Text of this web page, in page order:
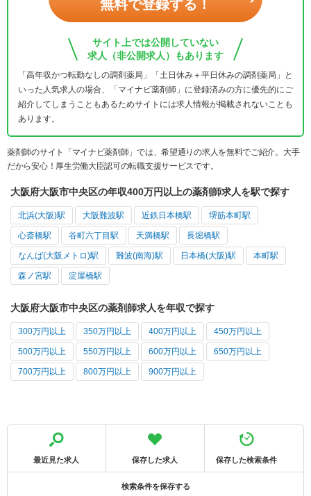
無料で登録する！
サイト上では公開していない
求人（非公開求人）もあります
「高年収かつ転勤なしの調剤薬局」「土日休み＋平日休みの調剤薬局」と
いった人気求人の場合、「マイナビ薬剤師」に登録済みの方に優先的にご
紹介してしまうこともあるためサイトには求人情報が掲載されないことも
あります。
薬剤師のサイト「マイナビ薬剤師」では、希望通りの求人を無料でご紹介。大手
だから安心！厚生労働大臣認可の転職支援サービスです。
大阪府大阪市中央区の年収400万円以上の薬剤師求人を駅で探す
北浜(大阪)駅 大阪難波駅 近鉄日本橋駅 堺筋本町駅
心斎橋駅 谷町六丁目駅 天満橋駅 長堀橋駅
なんば(大阪メトロ)駅 難波(南海)駅 日本橋(大阪)駅 本町駅
森ノ宮駅 淀屋橋駅
大阪府大阪市中央区の薬剤師求人を年収で探す
300万円以上 350万円以上 400万円以上 450万円以上
500万円以上 550万円以上 600万円以上 650万円以上
700万円以上 800万円以上 900万円以上
最近見た求人 保存した求人 保存した検索条件
検索条件を保存する